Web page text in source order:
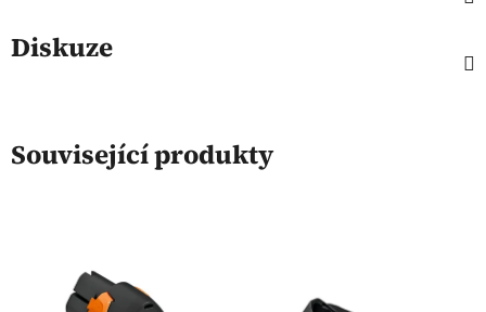
Diskuze
Související produkty